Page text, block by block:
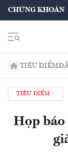
CHỨNG KHOÁN
TIÊU ĐIỂM
TIÊU ĐIỂM
Họp báo